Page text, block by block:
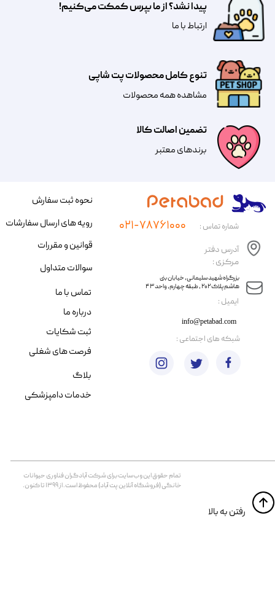
تضمین اصالت کالا
​​برندهای معتبر​​​​​​​
تنوع کامل محصولات پت شاپی
مشاهده همه محصولات
پیدا نشد؟ از ما بپرس کمکت می‌کنیم!
​​​ارتباط با ما
​ایمیل :
آدرس دفتر
مرکزی :
info@petabad.com
​​بزرگراه شهید سلیمانی، خیابان بنی
هاشم پلاک ۲۰۲ ، طبقه چهارم، واحد ۴۳
شماره تماس : ۰۲۱-۷۸۷۶۱۰۰۰
تمام حقوق اين وب‌سايت برای شرکت آبادگران فناوری حیوانات
خانگی (فروشگاه آنلاین پت آباد) محفوظ است. از ۱۳۹۹ تا کنون.
​​رفتن به بالا
نحوه ثبت سفارش
رویه های ارسال سفارشات
قوانین و مقررات
سوالات متداول
تماس با ما
درباره ما
ثبت شکایات
فرصت های شغلی
​شبکه های اجتماعی :
بلاگ
خدمات دامپزشکی